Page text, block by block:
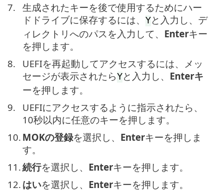
7. 生成されたキーを後で使用するためにハー
ドドライブに保存するには、 Yと入力し、デ
ィレクトリへのパスを入力して、 Enterキー
を押します。
8.
UEFIを再起動してアクセスするには、メッ
セージが表示されたらYと入力し、 Enterキ
ーを押します。
9.
UEFIにアクセスするように指示されたら、
10秒以内に任意のキーを押します。
10. MOKの登録を選択し、 Enterキーを押しま
す。
11.続行を選択し、 Enterキーを押します。
12. はいを選択し、 Enterキーを押します。